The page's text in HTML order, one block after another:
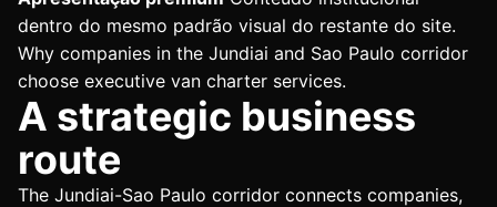
dentro do mesmo padrão visual do restante do site.
Why companies in the Jundiai and Sao Paulo corridor
choose executive van charter services.
A strategic business
route
The Jundiai-Sao Paulo corridor connects companies,